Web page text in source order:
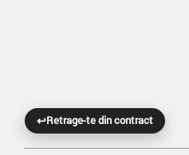
↩Retrage-te din contract